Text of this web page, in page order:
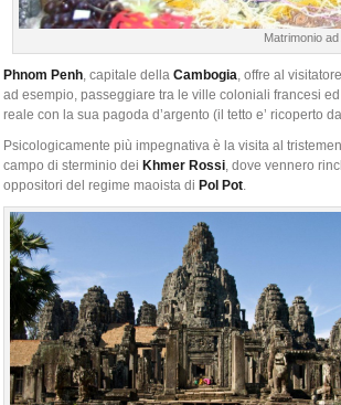
Matrimonio
Phnom Penh , capitale della Cambogia , offre al
ad esempio, passeggiare tra le ville coloniali francesi
reale con la sua pagoda d’argento (il tetto e’ ricoperto
Psicologicamente più impegnativa è la visita al
campo di sterminio dei Khmer Rossi , dove vennero
oppositori del regime maoista di Pol Pot